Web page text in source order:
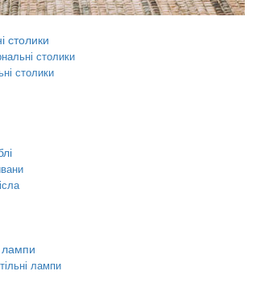
столики
столики
столики
лампи
лампи